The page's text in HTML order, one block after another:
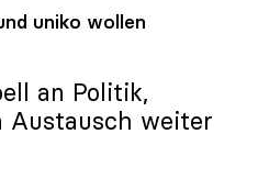
uniko wollen
an Politik,
Austausch weiter